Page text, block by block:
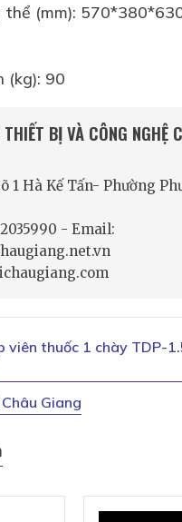
thể (mm):
(kg): 90
BỊ VÀ CÔNG NGHỆ
1 Hà Kế Tấn- Phường
- Email:
viên thuốc 1 chày TDP-
Giang